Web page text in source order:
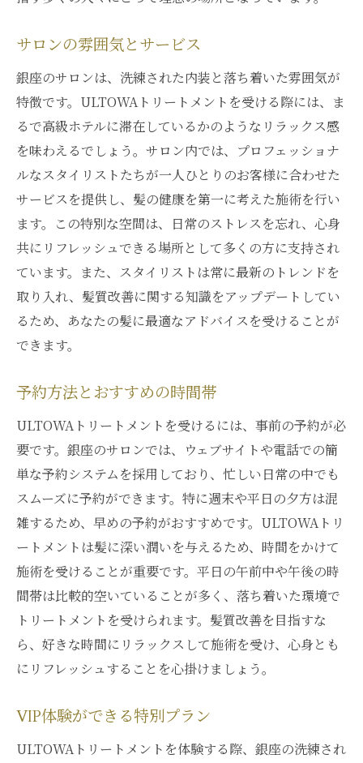
サロンの雰囲気とサービス
銀座のサロンは、洗練された内装と落ち着いた雰囲気が
特徴です。ULTOWAトリートメントを受ける際には、ま
るで高級ホテルに滞在しているかのようなリラックス感
を味わえるでしょう。サロン内では、プロフェッショナ
ルなスタイリストたちが一人ひとりのお客様に合わせた
サービスを提供し、髪の健康を第一に考えた施術を行い
ます。この特別な空間は、日常のストレスを忘れ、心身
共にリフレッシュできる場所として多くの方に支持され
ています。また、スタイリストは常に最新のトレンドを
取り入れ、髪質改善に関する知識をアップデートしてい
るため、あなたの髪に最適なアドバイスを受けることが
できます。
予約方法とおすすめの時間帯
ULTOWAトリートメントを受けるには、事前の予約が必
要です。銀座のサロンでは、ウェブサイトや電話での簡
単な予約システムを採用しており、忙しい日常の中でも
スムーズに予約ができます。特に週末や平日の夕方は混
雑するため、早めの予約がおすすめです。ULTOWAトリ
ートメントは髪に深い潤いを与えるため、時間をかけて
施術を受けることが重要です。平日の午前中や午後の時
間帯は比較的空いていることが多く、落ち着いた環境で
トリートメントを受けられます。髪質改善を目指すな
ら、好きな時間にリラックスして施術を受け、心身とも
にリフレッシュすることを心掛けましょう。
VIP体験ができる特別プラン
ULTOWAトリートメントを体験する際、銀座の洗練され